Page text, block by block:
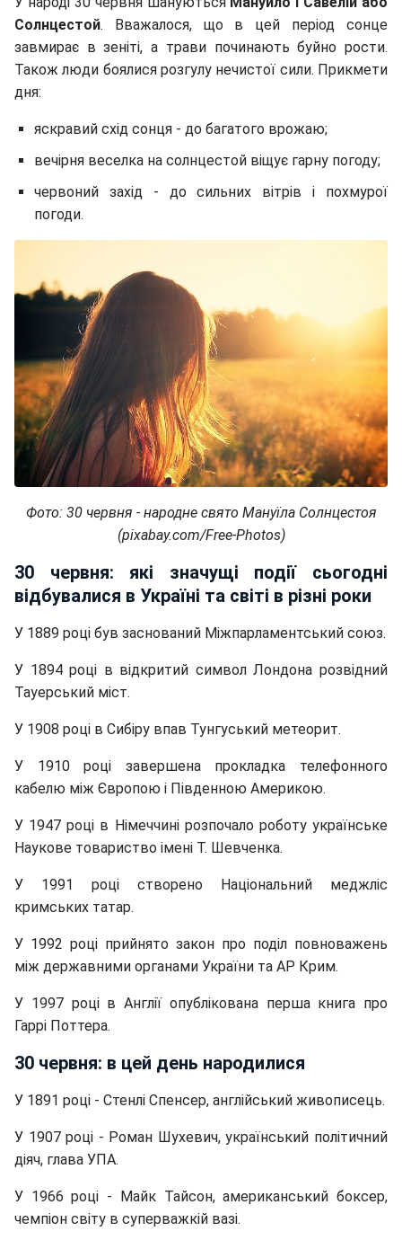
Солнцестой. Вважалося, що в цей період сонце
завмирає в зеніті, а трави починають буйно рости.
Також люди боялися розгулу нечистої сили. Прикмети
дня:
яскравий схід сонця - до багатого врожаю;
вечірня веселка на солнцестой віщує гарну погоду;
червоний захід - до сильних вітрів і похмурої
погоди.
Фото: 30 червня - народне свято Мануїла Солнцестоя
(pixabay.com/Free-Photos)
30 червня: які значущі події сьогодні
відбувалися в Україні та світі в різні роки
У 1889 році був заснований Міжпарламентський союз.
У 1894 році в відкритий символ Лондона розвідний
Тауерський міст.
У 1908 році в Сибіру впав Тунгуський метеорит.
У 1910 році завершена прокладка телефонного
кабелю між Європою і Південною Америкою.
У 1947 році в Німеччині розпочало роботу українське
Наукове товариство імені Т. Шевченка.
У 1991 році створено Національний меджліс
кримських татар.
У 1992 році прийнято закон про поділ повноважень
між державними органами України та АР Крим.
У 1997 році в Англії опублікована перша книга про
Гаррі Поттера.
30 червня: в цей день народилися
У 1891 році - Стенлі Спенсер, англійський живописець.
У 1907 році - Роман Шухевич, український політичний
діяч, глава УПА.
У 1966 році - Майк Тайсон, американський боксер,
чемпіон світу в суперважкій вазі.